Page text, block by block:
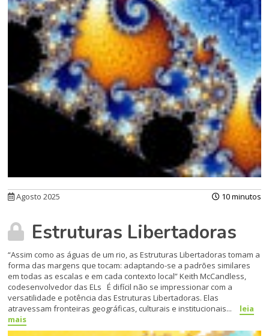
Agosto 2025 10 minutos
Estruturas Libertadoras
“Assim como as águas de um rio, as Estruturas Libertadoras tomam a
forma das margens que tocam: adaptando-se a padrões similares
em todas as escalas e em cada contexto local” Keith McCandless,
codesenvolvedor das ELs É difícil não se impressionar com a
versatilidade e potência das Estruturas Libertadoras. Elas
atravessam fronteiras geográficas, culturais e institucionais...
leia
mais